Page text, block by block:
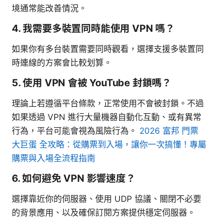
境通常能改善情況。
4. 我需要多裝置同時能使用 VPN 嗎？
如果你有多台裝置需要同時觀看，選擇支援多裝置同
時連線的方案會比較划算。
5. 使用 VPN 會被 YouTube 封鎖嗎？
理論上若遵循平台條款，正常使用不會被封鎖。不過
如果透過 VPN 進行大量機器自動化互動、或有異常
行為，平台可能會視為風險行為。 2026 富邦 門票
大巨蛋 全攻略：從購票到入場，讓你一次搞懂！專屬
購票與入場全流程指南
6. 如何避免 VPN 影響速度？
選擇靠近你的伺服器、使用 UDP 協議、關閉不必要
的背景應用、以及確保訂閱方案提供穩定伺服器。